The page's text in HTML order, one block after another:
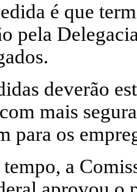
é que
pela
deverão
mais
para os
a